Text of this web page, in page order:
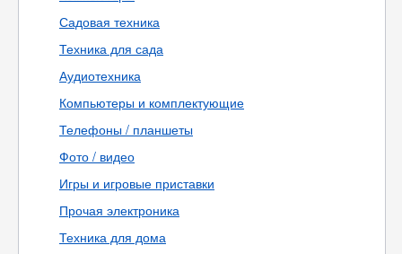
Садовая техника
Техника для сада
Аудиотехника
Компьютеры и комплектующие
Телефоны / планшеты
Фото / видео
Игры и игровые приставки
Прочая электроника
Техника для дома